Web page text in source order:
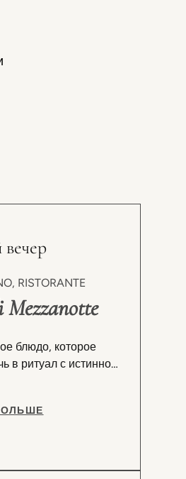
RISTORANTE
Mezzanotte
блюдо, которое
в ритуал с истинно